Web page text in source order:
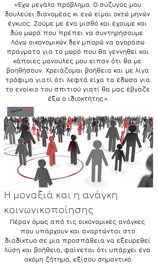
«Έχω μεγάλο πρόβλημα. Ο σύζυγος μου
δουλεύει διανομέας κι εγώ είμαι οκτώ μηνών
έγκυος. Ζούμε με ένα μισθό και έχουμε και
δύο μωρά που πρέπει να συντηρήσουμε.
Λόγω οικονομικών δεν μπορώ να αγοράσω
πράγματα για το μωρό που θα γεννηθεί και
κάποιες μανούλες μου είπαν ότι θα με
βοηθήσουν. Χρειάζομαι βοήθεια και με λίγα
τρόφιμα γιατί ότι λεφτά είχα τα έδωσα για
το ενοίκιο του σπιτιού γιατί θα μας έβγαζε
έξω ο ιδιοκτήτης».
Η μοναξιά και η ανάγκη
κοινωνικοποίησης
Πέραν όμως από τις οικονομικές ανάγκες
που υπάρχουν και αναρτώνται στο
διαδίκτυο σε μια προσπάθεια να εξευρεθεί
λύση και βοήθεια, φαίνεται ότι υπάρχει ένα
ακόμη ζήτημα, εξίσου σημαντικό.